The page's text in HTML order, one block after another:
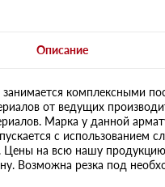
Описание
комплексными
от ведущих
Марка у данной
с использованием
Цены на всю нашу
Возможна резка под